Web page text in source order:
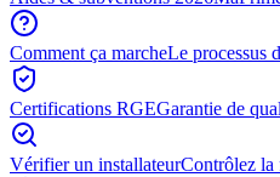
Comment ça marcheLe processus
Certifications RGEGarantie de
Vérifier un installateurContrôlez la